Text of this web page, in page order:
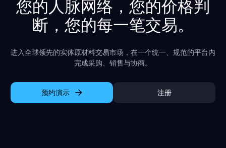
您的人脉网络，您的价格判
断，您的每一笔交易。
进入全球领先的实体原材料交易市场，在一个统一、规范的平台内
完成采购、销售与协商。
预约演示 注册